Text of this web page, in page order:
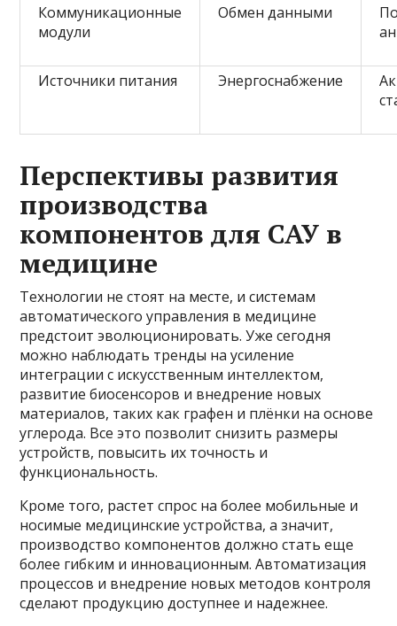
Коммуникационные
модули
Обмен данными
Источники питания Энергоснабжение
Перспективы развития
производства
компонентов для САУ в
медицине
Технологии не стоят на месте, и системам
автоматического управления в медицине
предстоит эволюционировать. Уже сегодня
можно наблюдать тренды на усиление
интеграции с искусственным интеллектом,
развитие биосенсоров и внедрение новых
материалов, таких как графен и плёнки на основе
углерода. Все это позволит снизить размеры
устройств, повысить их точность и
функциональность.
Кроме того, растет спрос на более мобильные и
носимые медицинские устройства, а значит,
производство компонентов должно стать еще
более гибким и инновационным. Автоматизация
процессов и внедрение новых методов контроля
сделают продукцию доступнее и надежнее.